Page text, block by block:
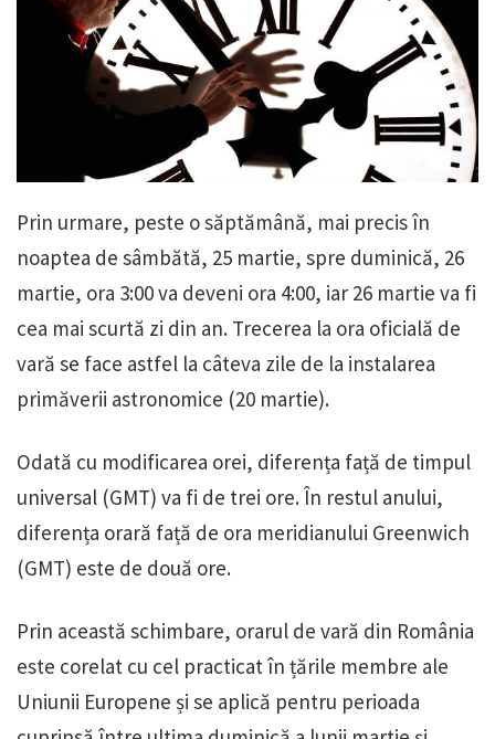
Prin urmare, peste o săptămână, mai precis în
noaptea de sâmbătă, 25 martie, spre duminică, 26
martie, ora 3:00 va deveni ora 4:00, iar 26 martie va fi
cea mai scurtă zi din an. Trecerea la ora oficială de
vară se face astfel la câteva zile de la instalarea
primăverii astronomice (20 martie).
Odată cu modificarea orei, diferența față de timpul
universal (GMT) va fi de trei ore. În restul anului,
diferența orară față de ora meridianului Greenwich
(GMT) este de două ore.
Prin această schimbare, orarul de vară din România
este corelat cu cel practicat în țările membre ale
Uniunii Europene și se aplică pentru perioada